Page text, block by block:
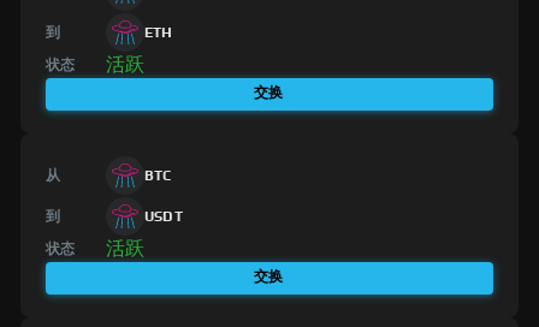
到 ETH
状态 活跃
交换
从 BTC
到 USDT
状态 活跃
交换